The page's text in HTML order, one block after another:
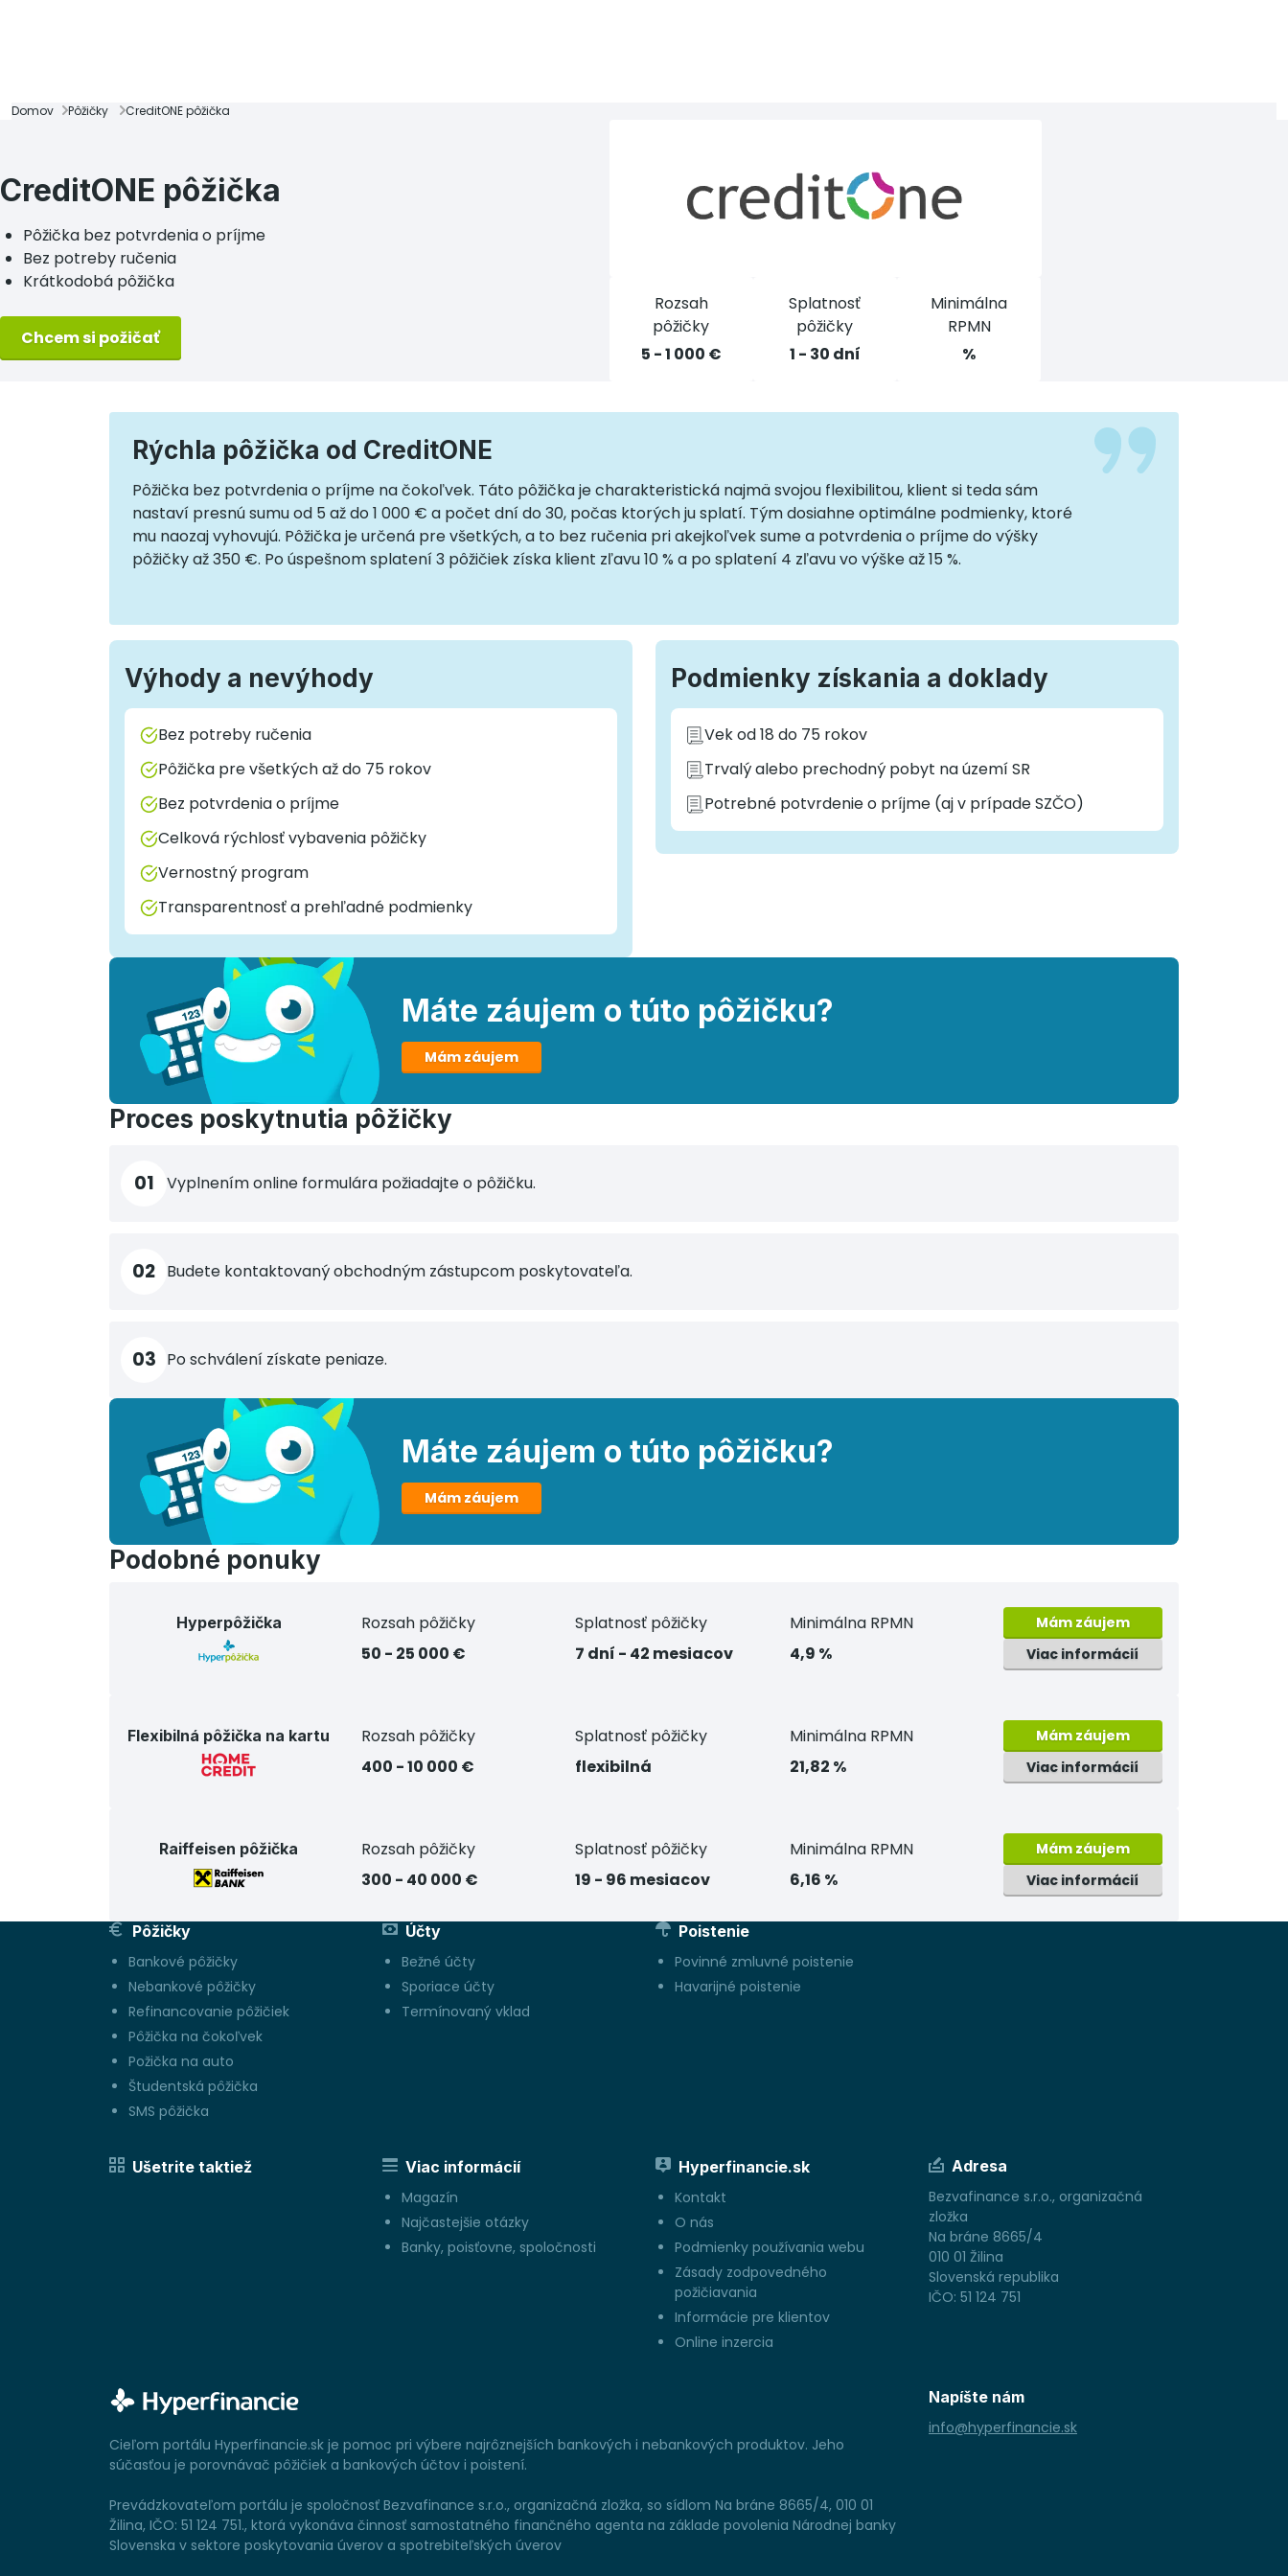
Domov Pôžičky CreditONE pôžička
CreditONE pôžička
Pôžička bez potvrdenia o príjme
Bez potreby ručenia
Krátkodobá pôžička
Chcem si požičať
Rozsah
pôžičky
5 - 1 000 €
Splatnosť
pôžičky
1 - 30 dní
Minimálna
RPMN
%
Rýchla pôžička od CreditONE
Pôžička bez potvrdenia o príjme na čokoľvek. Táto pôžička je charakteristická najmä svojou flexibilitou, klient si teda sám
nastaví presnú sumu od 5 až do 1 000 € a počet dní do 30, počas ktorých ju splatí. Tým dosiahne optimálne podmienky, ktoré
mu naozaj vyhovujú. Pôžička je určená pre všetkých, a to bez ručenia pri akejkoľvek sume a potvrdenia o príjme do výšky
pôžičky až 350 €. Po úspešnom splatení 3 pôžičiek získa klient zľavu 10 % a po splatení 4 zľavu vo výške až 15 %.
Výhody a nevýhody
Bez potreby ručenia
Pôžička pre všetkých až do 75 rokov
Bez potvrdenia o príjme
Celková rýchlosť vybavenia pôžičky
Vernostný program
Transparentnosť a prehľadné podmienky
Podmienky získania a doklady
Vek od 18 do 75 rokov
Trvalý alebo prechodný pobyt na území SR
Potrebné potvrdenie o príjme (aj v prípade SZČO)
Máte záujem o túto pôžičku?
Mám záujem
Proces poskytnutia pôžičky
01 Vyplnením online formulára požiadajte o pôžičku.
02 Budete kontaktovaný obchodným zástupcom poskytovateľa.
03 Po schválení získate peniaze.
Máte záujem o túto pôžičku?
Mám záujem
Podobné ponuky
Hyperpôžička
Rozsah pôžičky
50 - 25 000 €
Splatnosť pôžičky
7 dní - 42 mesiacov
Minimálna RPMN
4,9 %
Mám záujem
Viac informácií
Flexibilná pôžička na kartu
Rozsah pôžičky
400 - 10 000 €
Splatnosť pôžičky
flexibilná
Minimálna RPMN
21,82 %
Mám záujem
Viac informácií
Raiffeisen pôžička
Rozsah pôžičky
300 - 40 000 €
Splatnosť pôžičky
19 - 96 mesiacov
Minimálna RPMN
6,16 %
Mám záujem
Viac informácií
Pôžičky
Bankové pôžičky
Nebankové pôžičky
Refinancovanie pôžičiek
Pôžička na čokoľvek
Požička na auto
Študentská pôžička
SMS pôžička
Účty
Bežné účty
Sporiace účty
Termínovaný vklad
Poistenie
Povinné zmluvné poistenie
Havarijné poistenie
Ušetrite taktiež
Viac informácií
Magazín
Najčastejšie otázky
Banky, poisťovne, spoločnosti
Hyperfinancie.sk
Kontakt
O nás
Podmienky používania webu
Zásady zodpovedného
požičiavania
Informácie pre klientov
Online inzercia
Adresa
Bezvafinance s.r.o., organizačná
zložka
Na bráne 8665/4
010 01 Žilina
Slovenská republika
IČO: 51 124 751
Cieľom portálu Hyperfinancie.sk je pomoc pri výbere najrôznejších bankových i nebankových produktov. Jeho
súčasťou je porovnávač pôžičiek a bankových účtov i poistení.
Prevádzkovateľom portálu je spoločnosť Bezvafinance s.r.o., organizačná zložka, so sídlom Na bráne 8665/4, 010 01
Žilina, IČO: 51 124 751., ktorá vykonáva činnosť samostatného finančného agenta na základe povolenia Národnej banky
Slovenska v sektore poskytovania úverov a spotrebiteľských úverov
Napíšte nám
info@hyperfinancie.sk